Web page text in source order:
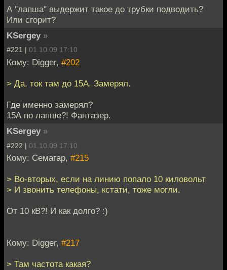
А "лапша" выдержит такое до трубки подводить?
Или сгорит?
KSergey »
#221 | 01.10.09 17:10
Кому: Digger, #202
> Да, ток там до 15А. Замерял.
Где именно замерял?
15А по лапше?! Фантазер.
KSergey »
#222 | 01.10.09 17:10
Кому: Семагар, #215
> Во-вторых, если на линию попало 10 киловольт
> И звонить телефоны, кстати, тоже могли.
От 10 кВ?! И как долго? :)
Кому: Digger, #217
> Там частота какая?